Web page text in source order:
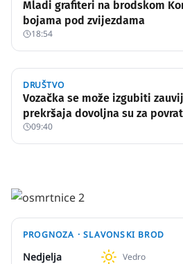
Mladi grafiteri na brodskom
bojama pod zvijezdama
18:54
DRUŠTVO
Vozačka se može izgubiti
prekršaja dovoljna su za
09:40
PROGNOZA ·SLAVONSKI BROD
Nedjelja Vedro